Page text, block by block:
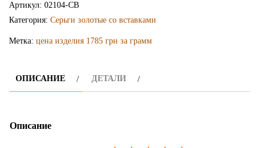
Артикул: 02104-СВ
Категория: Серьги золотые со вставками
Метка: цена изделия 1785 грн за грамм
ОПИСАНИЕ ДЕТАЛИ
Описание